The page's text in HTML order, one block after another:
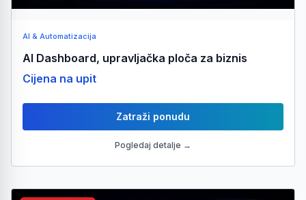
AI & Automatizacija
AI Dashboard, upravljačka ploča za biznis
Cijena na upit
Zatraži ponudu
Pogledaj detalje →